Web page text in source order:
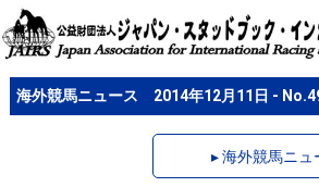
海外競馬ニュース 2014年12月11日 -
▸ 海外競馬ニュ